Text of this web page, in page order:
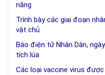
năng
Trình bày các giai đoạn
vật chủ
Báo điện tử Nhân Dân,
tích lúa
Các loại vaccine virus